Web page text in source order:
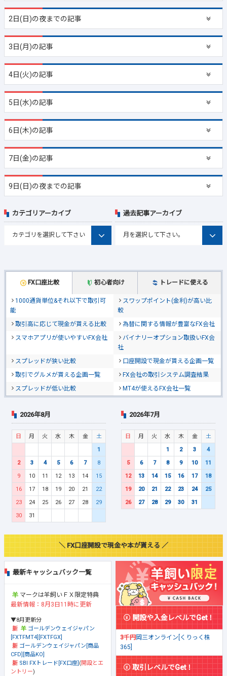
2日(日)の夜までの記事
3日(月)の記事
4日(火)の記事
5日(水)の記事
6日(木)の記事
7日(金)の記事
9日(日)の夜までの記事
FX口座比較 初心者向け トレードに使える
1000通貨単位&それ以下で取引可
能
スワップポイント(金利)が高い比
較
取引高に応じて現金が貰える比較
為替に関する情報が豊富なFX会社
スマホアプリが使いやすいFX会社
バイナリーオプション取扱いFX会
社
スプレッドが狭い比較
口座開設で現金が貰える企画一覧
取引でグルメが貰える企画一覧
FX会社の取引システム調査結果
スプレッドが低い比較
MT4が使えるFX会社一覧
カテゴリアーカイブ 過去記事アーカイブ
2026年8月
日 月 火 水 木 金
土
1
2
3 4 5 6 7
8
9
10 11 12 13 14
15
16
17 18 19 20 21
22
23
24 25 26 27 28
29
30
31
2026年7月
日 月 火 水 木 金
土
1
2 3
4
5
6 7 8 9 10
11
12
13 14 15 16 17
18
19
20 21 22 23 24
25
26
27 28 29 30 31
＼ FX口座開設で現金や本が貰える ／
最新キャッシュバック一覧
マークは羊飼いＦＸ限定特典
最新情報：8月3日11時に更新
▼8月更新分
ゴールデンウェイジャパン
[FXTFMT4][FXTFGX]
ゴールデンウェイジャパン[商品
CFD][商品KO]
SBI FXトレード[FX口座] (開設とエ
ントリー)
開設や入金レベルでGet！
3千円岡三オンライン[くりっく株
365]
取引レベルでGet！